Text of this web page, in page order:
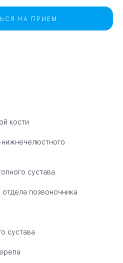
НА ПРИЕМ
кости
сустава
отдела позвоночника
сустава